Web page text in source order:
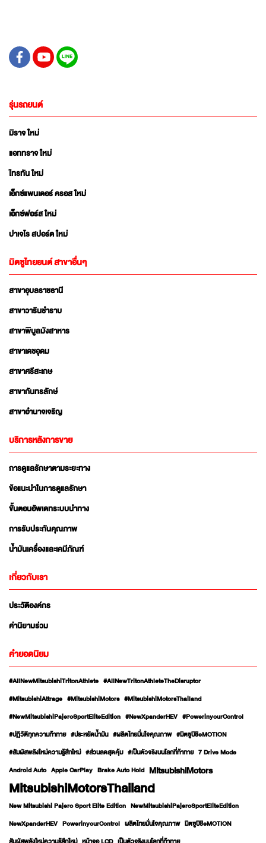
รุ่นรถยนต์
มิราจ ใหม่
แอททราจ ใหม่
ไทรทัน ใหม่
เอ็กซ์แพนเดอร์ ครอส ใหม่
เอ็กซ์ฟอร์ส ใหม่
ปาเจโร สปอร์ต ใหม่
มิตซูไทยยนต์ สาขาอื่นๆ
สาขาอุบลราชธานี
สาขาวารินชำราบ
สาขาพิบูลมังสาหาร
สาขาเดชอุดม
สาขาศรีสะเกษ
สาขากันทรลักษ์
สาขาอำนาจเจริญ
บริการหลังการขาย
การดูแลรักษาตามระยะทาง
ข้อแนะนำในการดูแลรักษา
ขั้นตอนอัพเดทระบบนำทาง
การรับประกันคุณภาพ
น้ำมันเครื่องและเคมีภัณฑ์
เกี่ยวกับเรา
ประวัติองค์กร
ค่านิยามร่วม
คำยอดนิยม
#AllNewMitsubishiTritonAthlete #AllNewTritonAthleteTheDisruptor
#MitsubishiAttrage #MitsubishiMotors #MitsubishiMotorsThailand
#NewMitsubishiPajeroSportEliteEdition #NewXpanderHEV #PowerinyourControl
#ปฏิวัติทุกความท้าทาย #ประหยัดน้ำมัน #ผลิตไทยมั่นใจคุณภาพ #มิตซูบิชิeMOTION
#สัมผัสพลังใหม่ความรู้สึกใหม่ #ส่วนลดสุดคุ้ม #เป็นตัวจริงบนโลกที่ท้าทาย 7 Drive Mode
Android Auto Apple CarPlay Brake Auto Hold MitsubishiMotors
MitsubishiMotorsThailand
New Mitsubishi Pajero Sport Elite Edition NewMitsubishiPajeroSportEliteEdition
NewXpanderHEV PowerinyourControl ผลิตไทยมั่นใจคุณภาพ มิตซูบิชิeMOTION